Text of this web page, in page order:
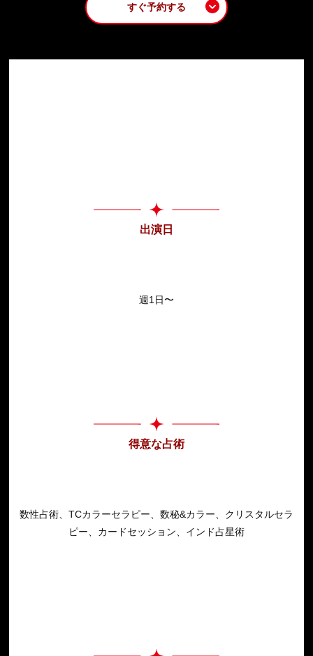
すぐ予約する
出演日
週1日〜
得意な占術
数性占術、TCカラーセラピー、数秘&カラー、クリスタルセラ
ピー、カードセッション、インド占星術